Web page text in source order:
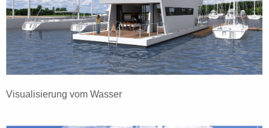
Visualisierung vom Wasser